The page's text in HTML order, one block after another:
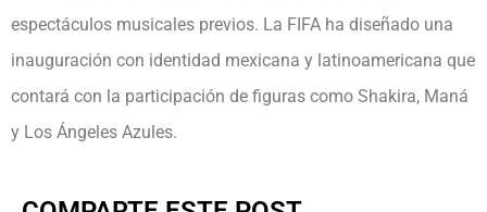
espectáculos musicales previos. La FIFA ha diseñado una
inauguración con identidad mexicana y latinoamericana que
contará con la participación de figuras como Shakira, Maná
y Los Ángeles Azules.